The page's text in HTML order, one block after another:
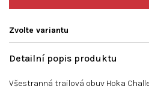
Zvolte variantu
Detailní popis produktu
Všestranná trailová obuv Hoka